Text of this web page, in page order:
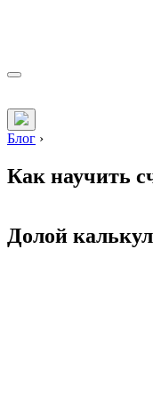
Блог ›
Как научить
Долой